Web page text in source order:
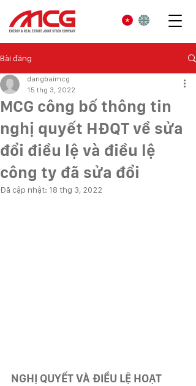
Bài đăng
MCG công bố thông tin
nghị quyết HĐQT về sửa
đổi điều lệ và điều lệ
công ty đã sửa đổi
dangbaimcg
15 thg 3, 2022
Đã cập nhật: 18 thg 3, 2022
NGHỊ QUYẾT VÀ ĐIỀU LỆ HOẠT